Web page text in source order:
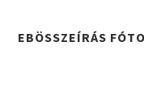
EBÖSSZEÍRÁS